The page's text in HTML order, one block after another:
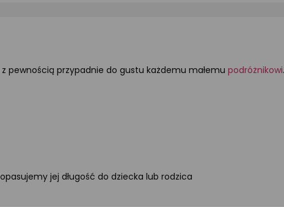
pewnością przypadnie do gustu każdemu małemu podróżnikowi
jej długość do dziecka lub rodzica